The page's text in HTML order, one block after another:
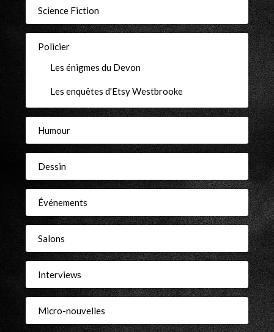
Science Fiction
Policier
Les énigmes du Devon
Les enquêtes d'Etsy Westbrooke
Humour
Dessin
Événements
Salons
Interviews
Micro-nouvelles